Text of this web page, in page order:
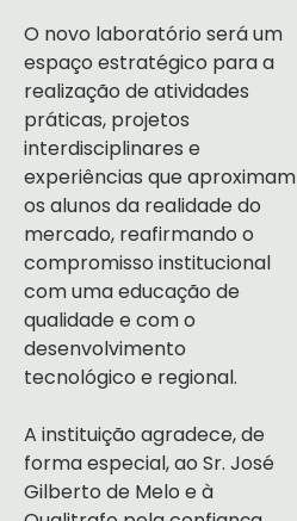
O novo laboratório será um
espaço estratégico para a
realização de atividades
práticas, projetos
interdisciplinares e
experiências que aproximam
os alunos da realidade do
mercado, reafirmando o
compromisso institucional
com uma educação de
qualidade e com o
desenvolvimento
tecnológico e regional.
A instituição agradece, de
forma especial, ao Sr. José
Gilberto de Melo e à